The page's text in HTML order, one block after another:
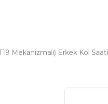
Mekanizmalı) Erkek Kol Saati